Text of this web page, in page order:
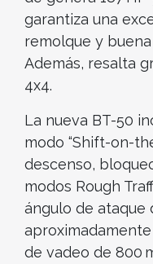
garantiza una
remolque y
Además, resalta
4x4.
La nueva BT-50
modo “Shift-on-
descenso,
modos Rough
ángulo de ataque
de vadeo de 800